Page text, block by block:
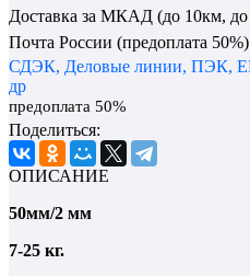
Доставка за МКАД (до 10км, до
Почта России (предоплата
СДЭК, Деловые линии, ПЭК,
др
предоплата 50%
Поделиться:
ОПИСАНИЕ
50мм/2 мм
7-25 кг.